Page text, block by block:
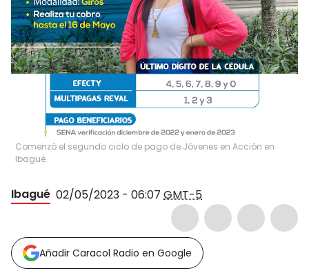
Comenzó el segundo ciclo de pago de Jóvenes en Acción en
Ibagué.
Ibagué 02/05/2023 - 06:07 GMT-5
Añadir Caracol Radio en Google